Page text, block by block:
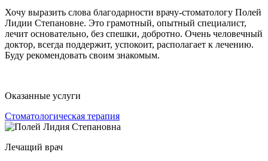
Хочу выразить слова благодарности врачу-стоматологу Полей
Лидии Степановне. Это грамотный, опытный специалист,
лечит основательно, без спешки, добротно. Очень человечный
доктор, всегда поддержит, успокоит, располагает к лечению.
Буду рекомендовать своим знакомым.
Оказанные услуги
Стоматологическая терапия
Лечащий врач